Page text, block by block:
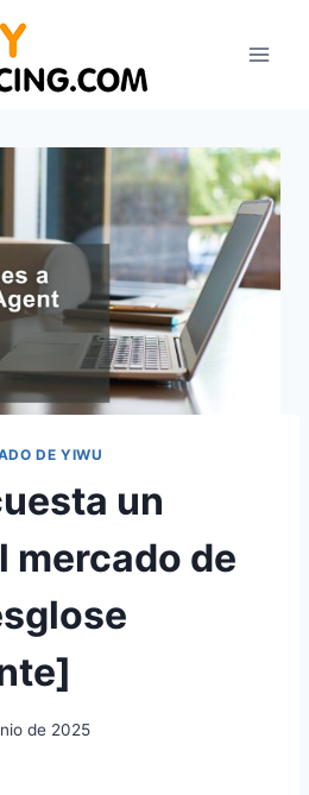
DE YIWU
un
mercado de
de 2025